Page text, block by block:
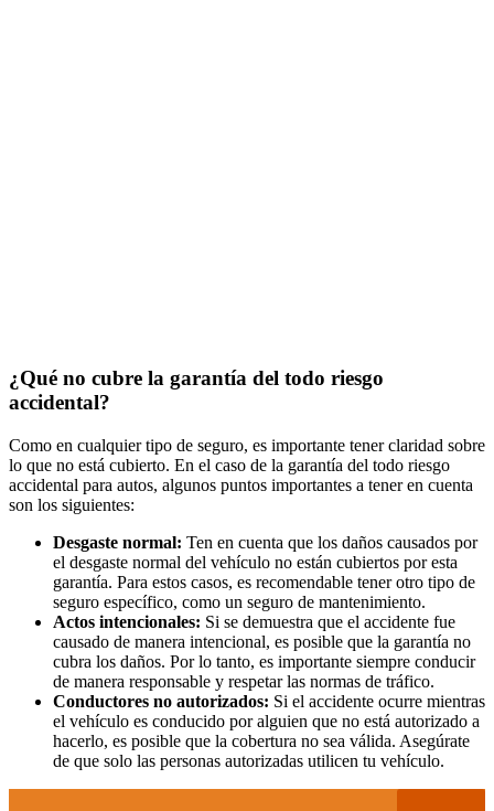
¿Qué no cubre la garantía del todo riesgo
accidental?
Como en cualquier tipo de seguro, es importante tener claridad sobre
lo que no está cubierto. En el caso de la garantía del todo riesgo
accidental para autos, algunos puntos importantes a tener en cuenta
son los siguientes:
Desgaste normal: Ten en cuenta que los daños causados por
el desgaste normal del vehículo no están cubiertos por esta
garantía. Para estos casos, es recomendable tener otro tipo de
seguro específico, como un seguro de mantenimiento.
Actos intencionales: Si se demuestra que el accidente fue
causado de manera intencional, es posible que la garantía no
cubra los daños. Por lo tanto, es importante siempre conducir
de manera responsable y respetar las normas de tráfico.
Conductores no autorizados: Si el accidente ocurre mientras
el vehículo es conducido por alguien que no está autorizado a
hacerlo, es posible que la cobertura no sea válida. Asegúrate
de que solo las personas autorizadas utilicen tu vehículo.